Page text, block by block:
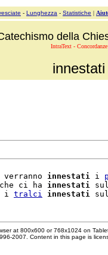
- Lunghezza - Statistiche |
della
IntraText - Concordanze
innestati
innestati i
ci ha innestati
i tralci innestati
at 800x600 or 768x1024 on
2007. Content in this page is